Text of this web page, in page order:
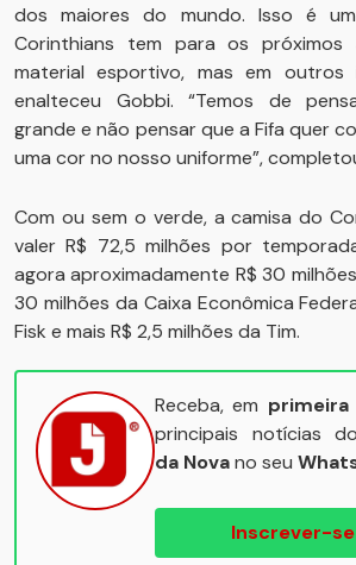
dos maiores do mundo. Isso é
Corinthians tem para os
material esportivo, mas em outros
enalteceu Gobbi. “Temos de
grande e não pensar que a Fifa quer
uma cor no nosso uniforme”,
Com ou sem o verde, a camisa do
valer R$ 72,5 milhões por
agora aproximadamente R$ 30
30 milhões da Caixa Econômica
Fisk e mais R$ 2,5 milhões da Tim.
Receba, em primeira
principais notícias
da Novano seu
Inscrever-se